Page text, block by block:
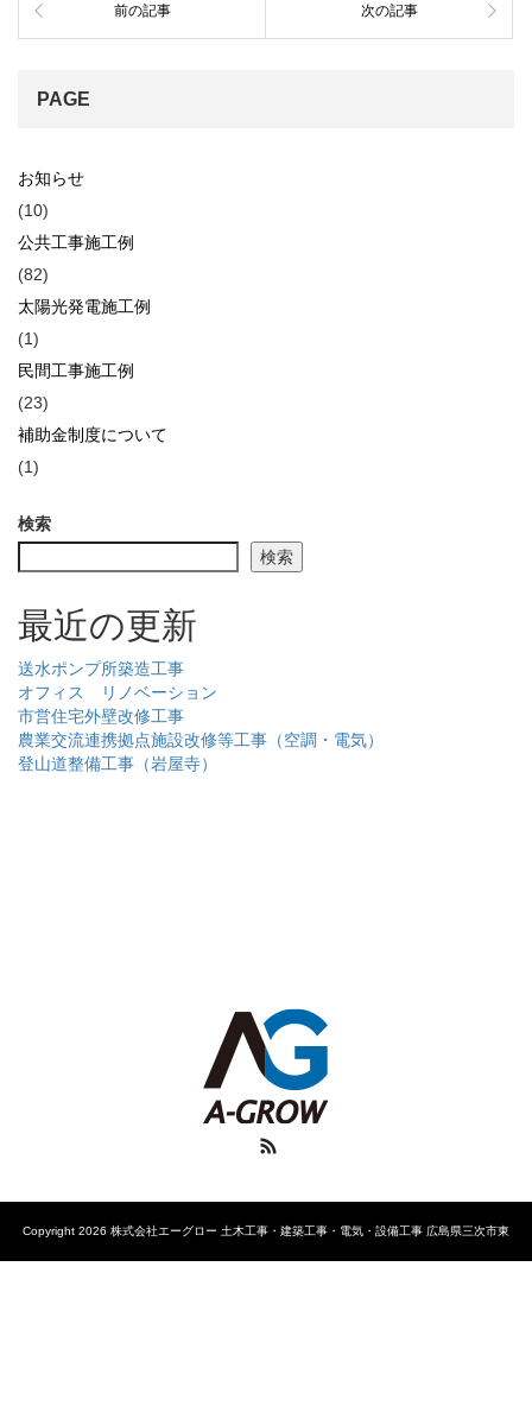
前の記事 次の記事
PAGE
お知らせ
(10)
公共工事施工例
(82)
太陽光発電施工例
(1)
民間工事施工例
(23)
補助金制度について
(1)
検索
検索
最近の更新
送水ポンプ所築造工事
オフィス リノベーション
市営住宅外壁改修工事
農業交流連携拠点施設改修等工事（空調・電気）
登山道整備工事（岩屋寺）
Copyright 2026 株式会社エーグロー 土木工事・建築工事・電気・設備工事 広島県三次市東